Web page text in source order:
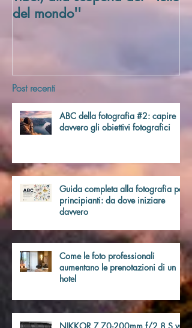
Tibet, alla scoperta del ''Tetto
Post recenti
davvero gli obiettivi fotografici
Guida completa alla fotografia per
principianti: da dove iniziare
davvero
Come le foto professionali
aumentano le prenotazioni di un
hotel